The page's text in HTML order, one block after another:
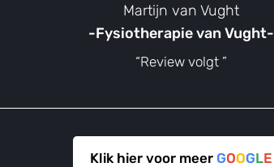
Martijn van Vught
-Fysiotherapie van Vught-
“Review volgt ”
Klik hier voor meer GOOGLE